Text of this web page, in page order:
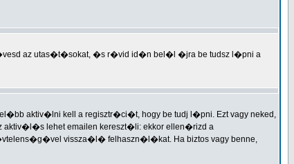
az utas�t�sokat, �s r�vid id�n bel�l �jra be tudsz l�pni a
aktiv�lni kell a regisztr�ci�t, hogy be tudj l�pni. Ezt vagy neked,
lehet emailen kereszt�li: ekkor ellen�rizd a
vissza�l� felhaszn�l�kat. Ha biztos vagy benne,